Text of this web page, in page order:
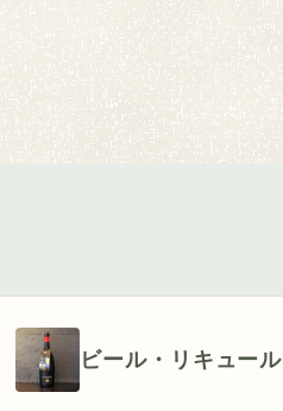
ビール・リキュール